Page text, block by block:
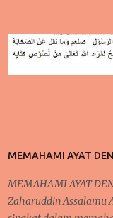
MEMAHAMI AYAT
MEMAHAMI AYAT
Zaharuddin Assalamu